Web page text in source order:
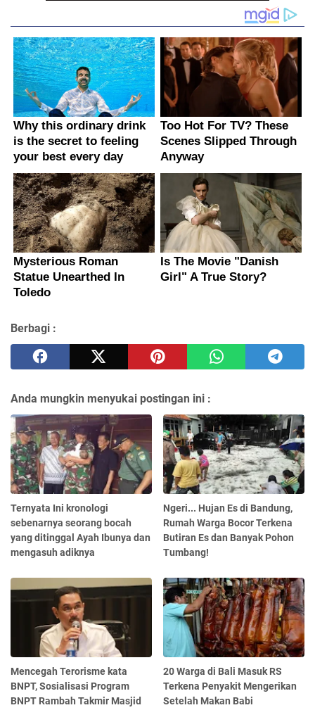
Berbagi :
Anda mungkin menyukai postingan ini :
Ternyata Ini kronologi
sebenarnya seorang bocah
yang ditinggal Ayah Ibunya dan
mengasuh adiknya
Ngeri... Hujan Es di Bandung,
Rumah Warga Bocor Terkena
Butiran Es dan Banyak Pohon
Tumbang!
Mencegah Terorisme kata
BNPT, Sosialisasi Program
BNPT Rambah Takmir Masjid
20 Warga di Bali Masuk RS
Terkena Penyakit Mengerikan
Setelah Makan Babi